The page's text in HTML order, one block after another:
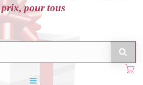
prix, pour tous